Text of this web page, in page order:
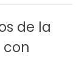
de la